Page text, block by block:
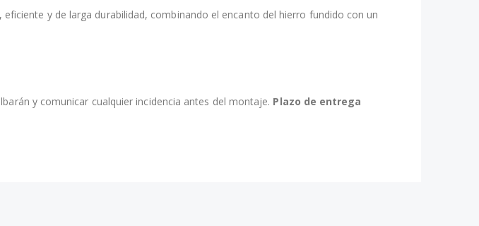
y de larga durabilidad, combinando el encanto del hierro fundido con un
y comunicar cualquier incidencia antes del montaje. Plazo de entrega